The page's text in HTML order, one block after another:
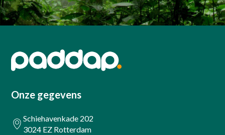
Onze gegevens
Schiehavenkade 202
3024 EZ Rotterdam